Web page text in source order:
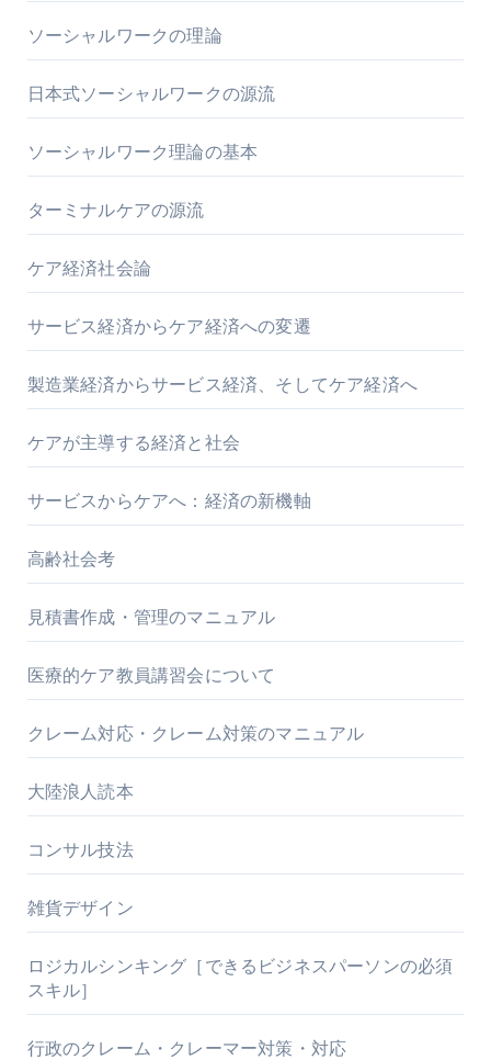
ソーシャルワークの理論
日本式ソーシャルワークの源流
ソーシャルワーク理論の基本
ターミナルケアの源流
ケア経済社会論
サービス経済からケア経済への変遷
製造業経済からサービス経済、そしてケア経済へ
ケアが主導する経済と社会
サービスからケアへ：経済の新機軸
高齢社会考
見積書作成・管理のマニュアル
医療的ケア教員講習会について
クレーム対応・クレーム対策のマニュアル
大陸浪人読本
コンサル技法
雑貨デザイン
ロジカルシンキング［できるビジネスパーソンの必須
スキル］
行政のクレーム・クレーマー対策・対応